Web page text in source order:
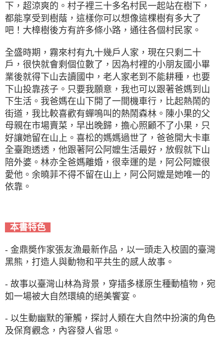
下，超涼爽的。村子裡三十多名村民一起站在樹下，
都能享受到樹蔭，這樣你可以想像這棵樹有多大了
吧！大樟樹後方有許多條小路，通往各個村民家。
全盛時期，霧來村有九十幾戶人家，現在只剩二十
戶，很快就會剩個位數了，因為村裡的小朋友國小畢
業後就得下山去讀國中，老人家老到不能耕種，也要
下山投靠孩子。只要我願意，我也可以跟著爸媽到山
下生活。我爸媽在山下開了一間機車行，比起熱鬧的
街道，我比較喜歡有蟬鳴叫的熱鬧森林。陳小果的父
母親在市場賣菜，早出晚歸，擔心照顧不了小果，只
好讓她留在山上。喜松的媽媽過世了，爸爸開大卡車
全臺跑透透，他跟著阿公阿嬤生活最好，放假就下山
陪外婆。林亦全爸媽離婚，很幸運的是，阿公阿嬤很
愛他。余曉菲不得不留在山上，阿公阿嬤是她唯一的
依靠。
本書特色
- 金鼎奬作家張友漁最新作品，以一頭走入校園的臺灣
黑熊，打造人與動物和平共生的感人故事。
- 故事以臺灣山林為背景，穿插多樣原生種動植物，宛
如一場被大自然環繞的絕美饗宴。
- 以生動幽默的筆觸，探討人類在大自然中扮演的角色
及保育觀念，內容發人省思。